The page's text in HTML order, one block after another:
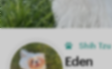
Shih Tzu
Eden